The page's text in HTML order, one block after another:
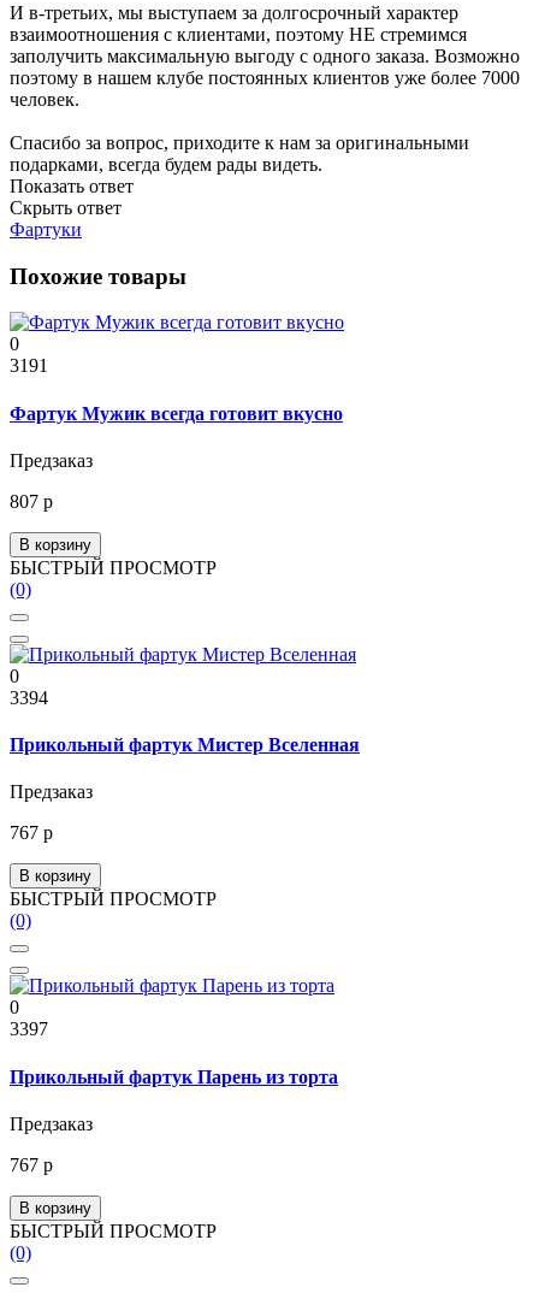
И в-третьих, мы выступаем за долгосрочный характер
взаимоотношения с клиентами, поэтому НЕ стремимся
заполучить максимальную выгоду с одного заказа. Возможно
поэтому в нашем клубе постоянных клиентов уже более 7000
человек.
Спасибо за вопрос, приходите к нам за оригинальными
подарками, всегда будем рады видеть.
Показать ответ
Скрыть ответ
Фартуки
Похожие товары
0
3191
Фартук Мужик всегда готовит вкусно
Предзаказ
807 р
В корзину
БЫСТРЫЙ ПРОСМОТР
(0)
0
3394
Прикольный фартук Мистер Вселенная
Предзаказ
767 р
В корзину
БЫСТРЫЙ ПРОСМОТР
(0)
0
3397
Прикольный фартук Парень из торта
Предзаказ
767 р
В корзину
БЫСТРЫЙ ПРОСМОТР
(0)